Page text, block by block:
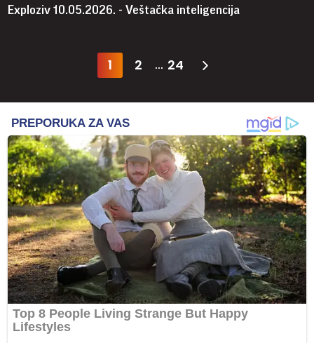
Exploziv 10.05.2026. - Veštačka inteligencija
1 2 ... 24